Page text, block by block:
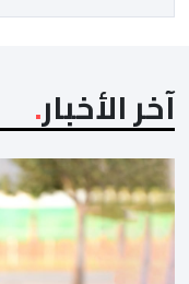
استقراره الفني […]
آخر الأخبار